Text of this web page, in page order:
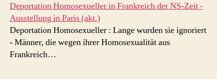
Deportation Homosexueller in Frankreich der NS-Zeit -
Ausstellung in Paris (akt.)
Deportation Homosexueller : Lange wurden sie ignoriert
- Männer, die wegen ihrer Homosexualität aus
Frankreich…